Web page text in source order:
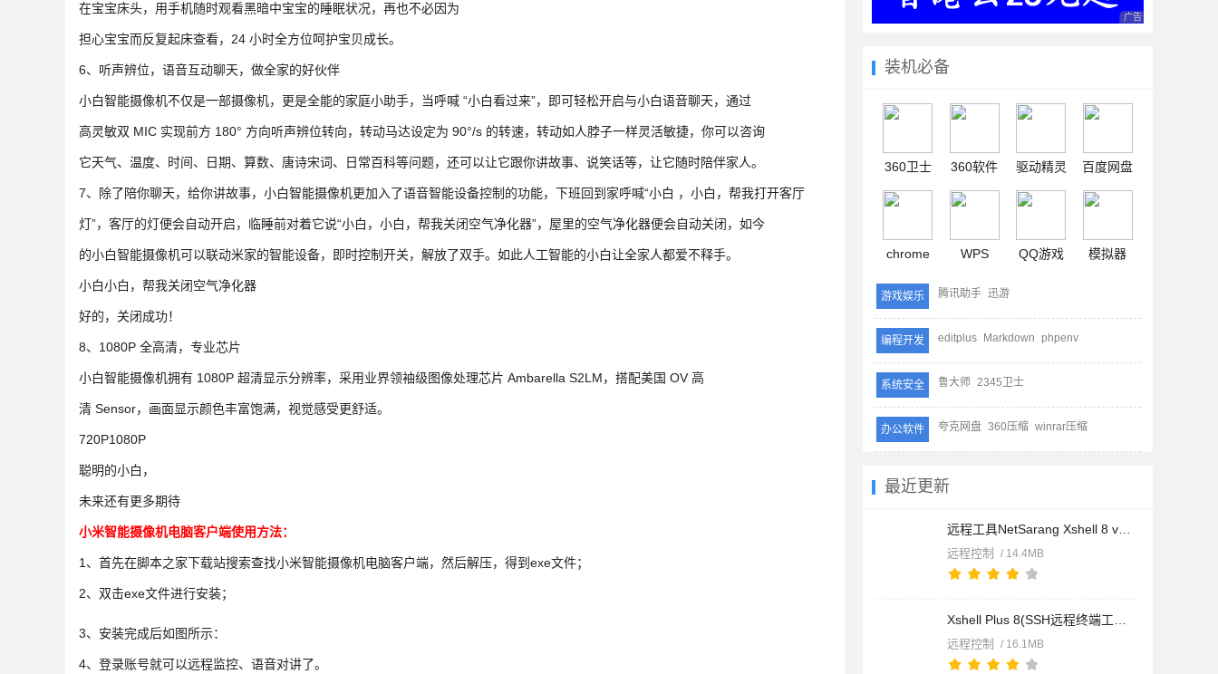
广告 商业广告，理性
装机必备
360卫士 360软件 驱动精灵 百度网盘
chrome WPS QQ游戏 模拟器
游戏娱乐 腾讯助手 迅游
编程开发 editplus Markdown phpenv
系统安全 鲁大师 2345卫士
办公软件 夸克网盘 360压缩 winrar压缩
最近更新
远程控制 / 14.4MB
远程控制 / 16.1MB
在宝宝床头，用手机随时观看黑暗中宝宝的睡眠状况，再也不必因为
担心宝宝而反复起床查看，24 小时全方位呵护宝贝成长。
6、听声辨位，语音互动聊天，做全家的好伙伴
小白智能摄像机不仅是一部摄像机，更是全能的家庭小助手，当呼喊 “小白看过来”，即可轻松开启与小白语音聊天，通过
高灵敏双 MIC 实现前方 180° 方向听声辨位转向，转动马达设定为 90°/s 的转速，转动如人脖子一样灵活敏捷，你可以咨询
它天气、温度、时间、日期、算数、唐诗宋词、日常百科等问题，还可以让它跟你讲故事、说笑话等，让它随时陪伴家人。
7、除了陪你聊天，给你讲故事，小白智能摄像机更加入了语音智能设备控制的功能，下班回到家呼喊“小白 ，小白，帮我打开客厅
灯”，客厅的灯便会自动开启，临睡前对着它说“小白，小白，帮我关闭空气净化器”，屋里的空气净化器便会自动关闭，如今
的小白智能摄像机可以联动米家的智能设备，即时控制开关，解放了双手。如此人工智能的小白让全家人都爱不释手。
小白小白，帮我关闭空气净化器
好的，关闭成功！
8、1080P 全高清，专业芯片
小白智能摄像机拥有 1080P 超清显示分辨率，采用业界领袖级图像处理芯片 Ambarella S2LM，搭配美国 OV 高
清 Sensor，画面显示颜色丰富饱满，视觉感受更舒适。
720P1080P
聪明的小白，
未来还有更多期待
小米智能摄像机电脑客户端使用方法：
1、首先在脚本之家下载站搜索查找小米智能摄像机电脑客户端，然后解压，得到exe文件；
2、双击exe文件进行安装；
3、安装完成后如图所示：
4、登录账号就可以远程监控、语音对讲了。